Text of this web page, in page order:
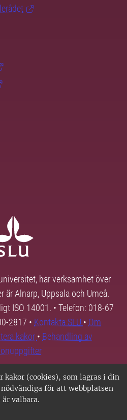
kakor (cookies), som lagras i din
nödvändiga för att webbplatsen
valbara.
har verksamhet över
är Alnarp, Uppsala och Umeå.
ISO 14001. • Telefon: 018-67
2817 • Kontakta SLU • Om
kakor • Behandling av